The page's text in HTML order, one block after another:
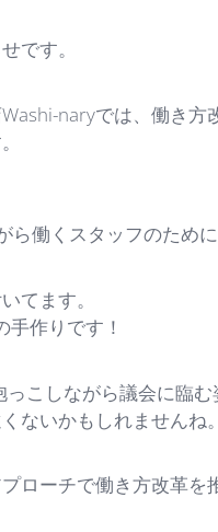
です。
naryでは、働き
働くスタッフのため
てます。
手作りです！
こしながら議会に臨
ないかもしれませんね。
ローチで働き方改革を